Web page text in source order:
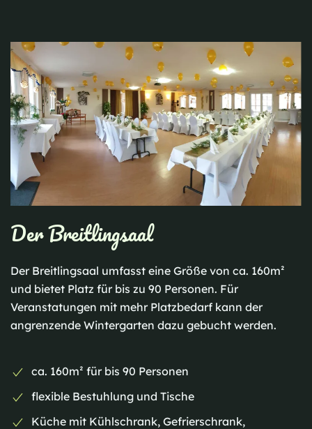
Der Breitlingsaal
Der Breitlingsaal umfasst eine Größe von ca. 160m²
und bietet Platz für bis zu 90 Personen. Für
Veranstatungen mit mehr Platzbedarf kann der
angrenzende Wintergarten dazu gebucht werden.
ca. 160m² für bis 90 Personen
flexible Bestuhlung und Tische
Küche mit Kühlschrank, Gefrierschrank,